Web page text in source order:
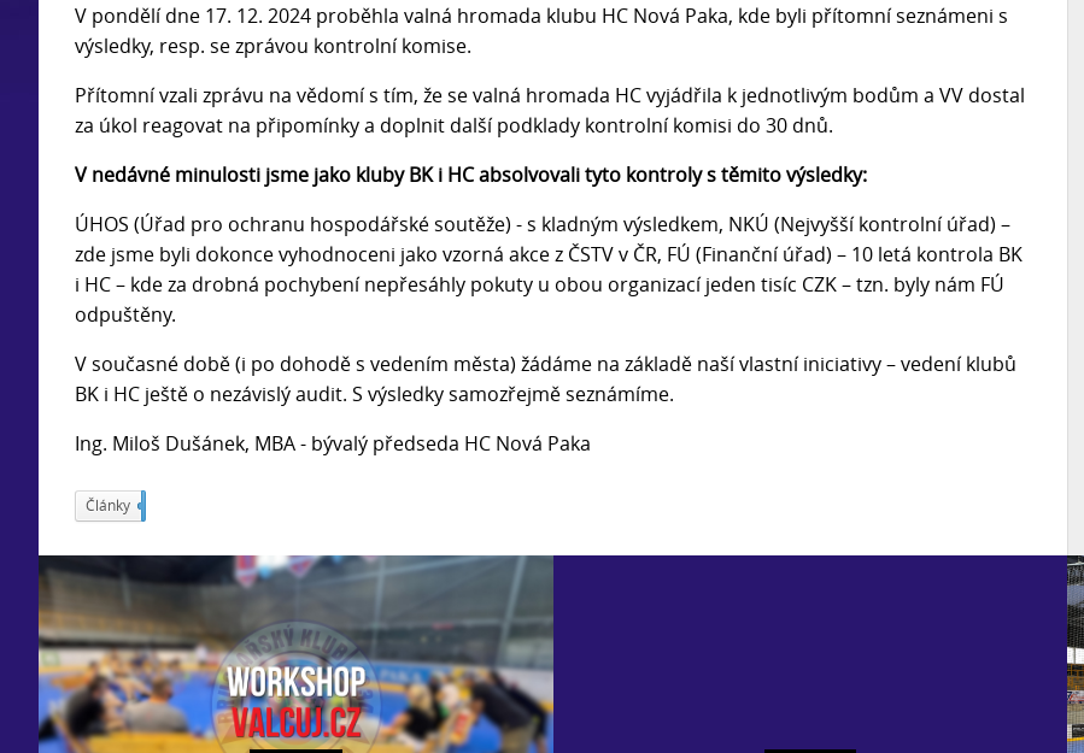
V pondělí dne 17. 12. 2024 proběhla valná hromada klubu HC Nová Paka, kde byli přítomní seznámeni s
výsledky, resp. se zprávou kontrolní komise.
Přítomní vzali zprávu na vědomí s tím, že se valná hromada HC vyjádřila k jednotlivým bodům a VV dostal
za úkol reagovat na připomínky a doplnit další podklady kontrolní komisi do 30 dnů.
V nedávné minulosti jsme jako kluby BK i HC absolvovali tyto kontroly s těmito výsledky:
ÚHOS (Úřad pro ochranu hospodářské soutěže) - s kladným výsledkem, NKÚ (Nejvyšší kontrolní úřad) –
zde jsme byli dokonce vyhodnoceni jako vzorná akce z ČSTV v ČR, FÚ (Finanční úřad) – 10 letá kontrola BK
i HC – kde za drobná pochybení nepřesáhly pokuty u obou organizací jeden tisíc CZK – tzn. byly nám FÚ
odpuštěny.
V současné době (i po dohodě s vedením města) žádáme na základě naší vlastní iniciativy – vedení klubů
BK i HC ještě o nezávislý audit. S výsledky samozřejmě seznámíme.
Ing. Miloš Dušánek, MBA - bývalý předseda HC Nová Paka
Články